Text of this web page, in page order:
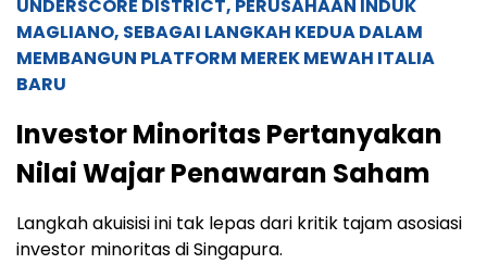
UNDERSCORE DISTRICT, PERUSAHAAN INDUK
MAGLIANO, SEBAGAI LANGKAH KEDUA DALAM
MEMBANGUN PLATFORM MEREK MEWAH ITALIA
BARU
Investor Minoritas Pertanyakan
Nilai Wajar Penawaran Saham
Langkah akuisisi ini tak lepas dari kritik tajam asosiasi
investor minoritas di Singapura.